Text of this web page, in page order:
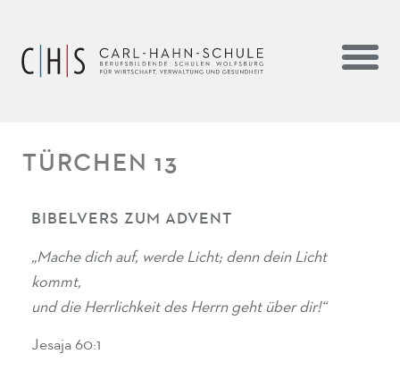
TÜRCHEN 13
BIBELVERS ZUM ADVENT
„Mache dich auf, werde Licht; denn dein Licht
kommt,
und die Herrlichkeit des Herrn geht über dir!“
Jesaja 60:1